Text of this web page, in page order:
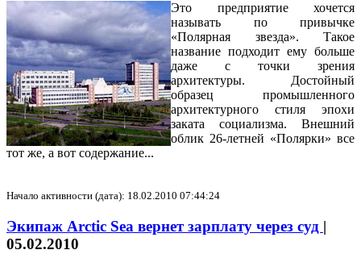
Это предприятие хочется
называть по привычке
«Полярная звезда». Такое
название подходит ему больше
даже с точки зрения
архитектуры. Достойный
образец промышленного
архитектурного стиля эпохи
заката социализма. Внешний
облик 26-летней «Полярки» все
тот же, а вот содержание...
Начало активности (дата): 18.02.2010 07:44:24
Экипаж Arctic Sea вернет зарплату через суд |
05.02.2010